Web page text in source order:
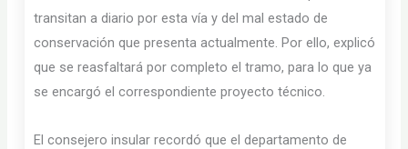
transitan a diario por esta vía y del mal estado de
conservación que presenta actualmente. Por ello, explicó
que se reasfaltará por completo el tramo, para lo que ya
se encargó el correspondiente proyecto técnico.
El consejero insular recordó que el departamento de